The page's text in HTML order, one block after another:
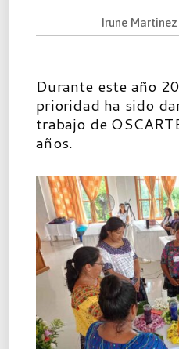
Irune
Durante este año
prioridad ha sido
trabajo de
años.